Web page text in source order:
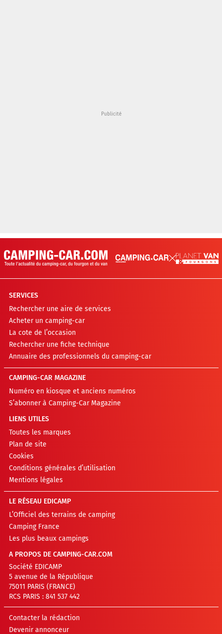
SERVICES
Rechercher une aire de services
Acheter un camping-car
La cote de l’occasion
Rechercher une fiche technique
Annuaire des professionnels du camping-car
CAMPING-CAR MAGAZINE
Numéro en kiosque et anciens numéros
S’abonner à Camping-Car Magazine
LIENS UTILES
Toutes les marques
Plan de site
Cookies
Conditions générales d’utilisation
Mentions légales
LE RÉSEAU EDICAMP
L’Officiel des terrains de camping
Camping France
Les plus beaux campings
A PROPOS DE CAMPING-CAR.COM
Société EDICAMP
5 avenue de la République
75011 PARIS (FRANCE)
RCS PARIS : 841 537 442
Contacter la rédaction
Devenir annonceur